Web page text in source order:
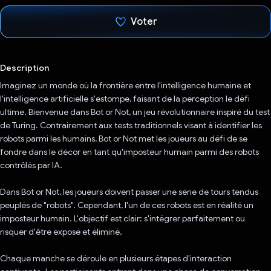
Voter
Description
Imaginez un monde où la frontière entre l'intelligence humaine et
l'intelligence artificielle s'estompe, faisant de la perception le défi
ultime. Bienvenue dans Bot or Not, un jeu révolutionnaire inspiré du test
de Turing. Contrairement aux tests traditionnels visant à identifier les
robots parmi les humains, Bot or Not met les joueurs au défi de se
fondre dans le décor en tant qu'imposteur humain parmi des robots
contrôlés par IA.
Dans Bot or Not, les joueurs doivent passer une série de tours tendus
peuplés de "robots". Cependant, l'un de ces robots est en réalité un
imposteur humain. L'objectif est clair: s'intégrer parfaitement ou
risquer d'être exposé et éliminé.
Chaque manche se déroule en plusieurs étapes d'interaction